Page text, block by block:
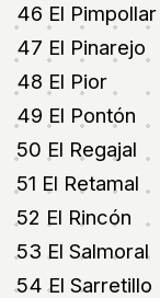
46 El Pimpollar
47 El Pinarejo
48 El Pior
49 El Pontón
50 El Regajal
51 El Retamal
52 El Rincón
53 El Salmoral
54 El Sarretillo